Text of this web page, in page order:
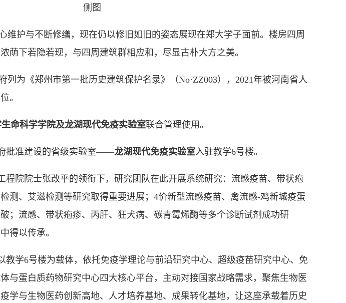
侧图
维护与不断修缮，现在仍以修旧如旧的姿态展现在郑大学子面前。楼房四周
荫下若隐若现，与四周建筑群相应和，尽显古朴大方之美。
列为《郑州市第一批历史建筑保护名录》（No·ZZ003），2021年被河南省人
。
命科学学院及龙湖现代免疫实验室联合管理使用。
批准建设的省级实验室——龙湖现代免疫实验室入驻教学6号楼。
程院院士张改平的领衔下，研究团队在此开展系统研究：流感疫苗、带状疱
测、艾滋检测等研究取得重要进展；4价新型流感疫苗、禽流感-鸡新城疫蛋
；流感、带状疱疹、丙肝、狂犬病、碳青霉烯酶等多个诊断试剂成功研
得以传承。
教学6号楼为载体，依托免疫学理论与前沿研究中心、超级疫苗研究中心、免
与蛋白质药物研究中心四大核心平台，主动对接国家战略需求，聚焦生物医
学与生物医药创新高地、人才培养基地、成果转化基地，让这座承载着历史